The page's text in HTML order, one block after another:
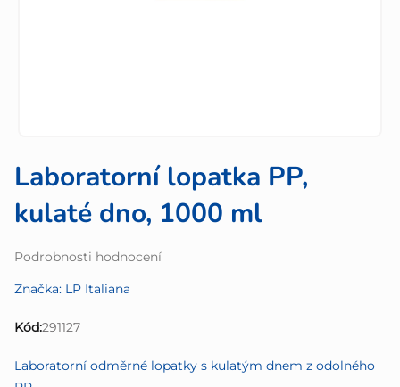
Laboratorní lopatka PP,
kulaté dno, 1000 ml
Průměrné
produktu
0,0
Podrobnosti hodnocení
Značka: LP Italiana
Kód:291127
Laboratorní odměrné lopatky s kulatým dnem z odolného